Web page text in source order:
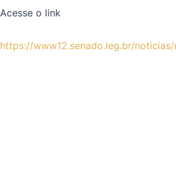
Acesse o link
https://www12.senado.leg.br/